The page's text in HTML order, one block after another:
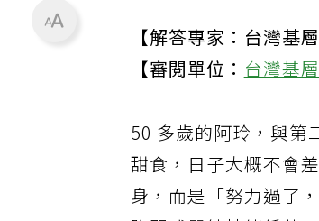
【解答專家：台灣基
【審閱單位：台灣基
50 多歲的阿玲，與第
甜食，日子大概不會
身，而是「努力過了